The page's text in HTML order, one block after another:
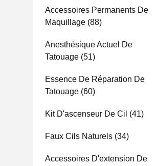
Accessoires Permanents De
Maquillage (88)
Anesthésique Actuel De
Tatouage (51)
Essence De Réparation De
Tatouage (60)
Kit D'ascenseur De Cil (41)
Faux Cils Naturels (34)
Accessoires D'extension De